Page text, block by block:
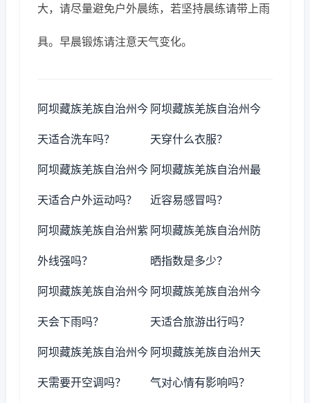
大，请尽量避免户外晨练，若坚持晨练请带上雨
具。早晨锻炼请注意天气变化。
阿坝藏族羌族自治州今
天适合洗车吗？
阿坝藏族羌族自治州今
天穿什么衣服？
阿坝藏族羌族自治州今
天适合户外运动吗？
阿坝藏族羌族自治州最
近容易感冒吗？
阿坝藏族羌族自治州紫
外线强吗？
阿坝藏族羌族自治州防
晒指数是多少？
阿坝藏族羌族自治州今
天会下雨吗？
阿坝藏族羌族自治州今
天适合旅游出行吗？
阿坝藏族羌族自治州今
天需要开空调吗？
阿坝藏族羌族自治州天
气对心情有影响吗？